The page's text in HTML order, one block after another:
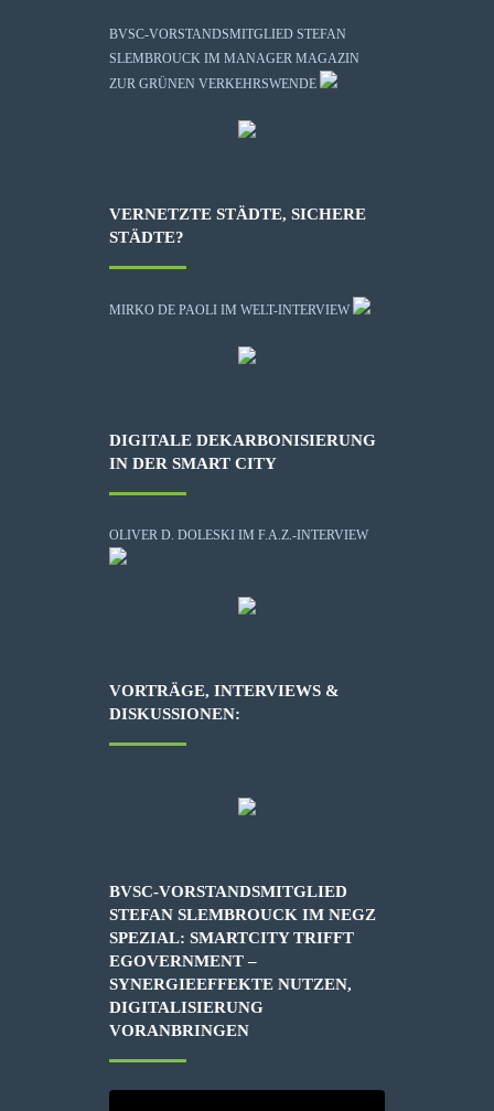
BVSC-VORSTANDSMITGLIED STEFAN
SLEMBROUCK IM MANAGER MAGAZIN
ZUR GRÜNEN VERKEHRSWENDE
VERNETZTE STÄDTE, SICHERE
STÄDTE?
MIRKO DE PAOLI IM WELT-INTERVIEW
DIGITALE DEKARBONISIERUNG
IN DER SMART CITY
OLIVER D. DOLESKI IM F.A.Z.-INTERVIEW
VORTRÄGE, INTERVIEWS &
DISKUSSIONEN:
BVSC-VORSTANDSMITGLIED
STEFAN SLEMBROUCK IM NEGZ
SPEZIAL: SMARTCITY TRIFFT
EGOVERNMENT –
SYNERGIEEFFEKTE NUTZEN,
DIGITALISIERUNG
VORANBRINGEN